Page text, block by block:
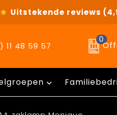
Uitstekende reviews
11 48 59 57
0